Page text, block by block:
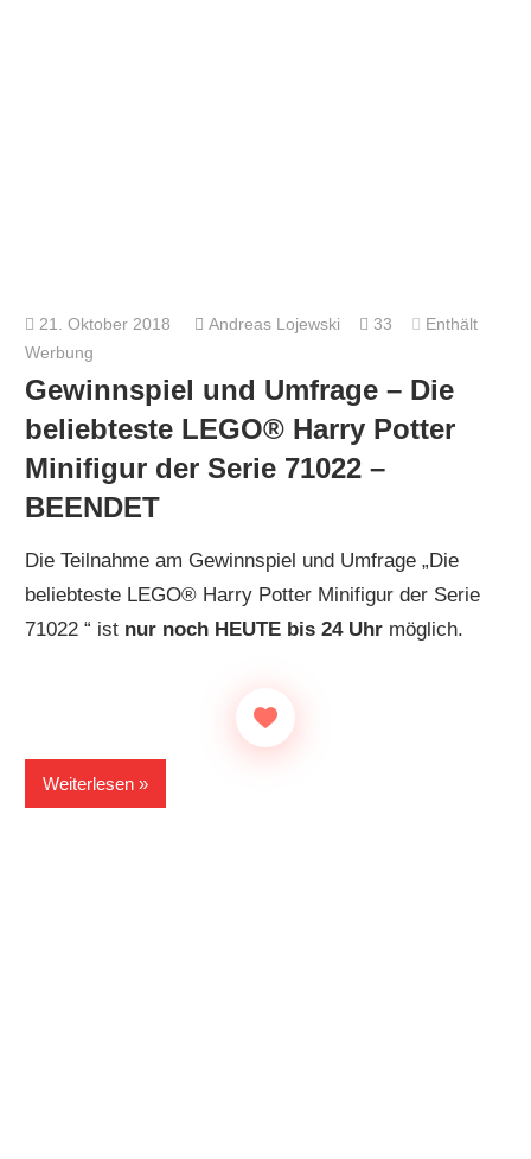
21. Oktober 2018 Andreas Lojewski 33
Enthält
Werbung
Gewinnspiel und Umfrage – Die
beliebteste LEGO® Harry Potter
Minifigur der Serie 71022 –
BEENDET
Die Teilnahme am Gewinnspiel und Umfrage „Die
beliebteste LEGO® Harry Potter Minifigur der Serie
71022 “ ist nur noch HEUTE bis 24 Uhr möglich.
Weiterlesen